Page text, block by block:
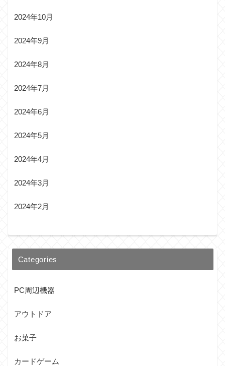
2024年10月
2024年9月
2024年8月
2024年7月
2024年6月
2024年5月
2024年4月
2024年3月
2024年2月
Categories
PC周辺機器
アウトドア
お菓子
カードゲーム